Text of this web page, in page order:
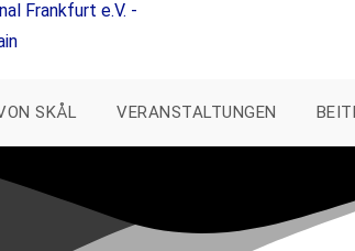
SKÅL VERANSTALTUNGEN